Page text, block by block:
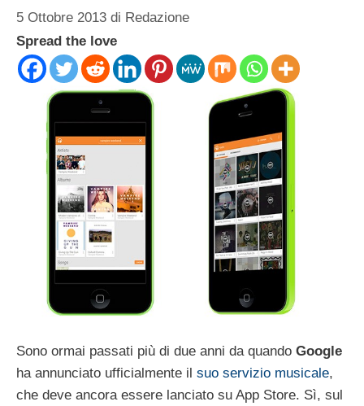
5 Ottobre 2013 di Redazione
Spread the love
Sono ormai passati più di due anni da quando Google
ha annunciato ufficialmente il suo servizio musicale,
che deve ancora essere lanciato su App Store. Sì, sul